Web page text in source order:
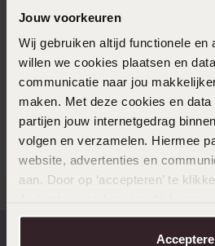
Jouw voorkeuren
Wij gebruiken altijd functionele
willen we cookies plaatsen en
communicatie naar jou
maken. Met deze cookies en
partijen jouw internetgedrag
volgen en verzamelen. Hiermee
website, advertenties en
aan. Door op ‘accepteren’ te
over in onscookiebeleid.
Ook leuk voor jou
Anderen kochten